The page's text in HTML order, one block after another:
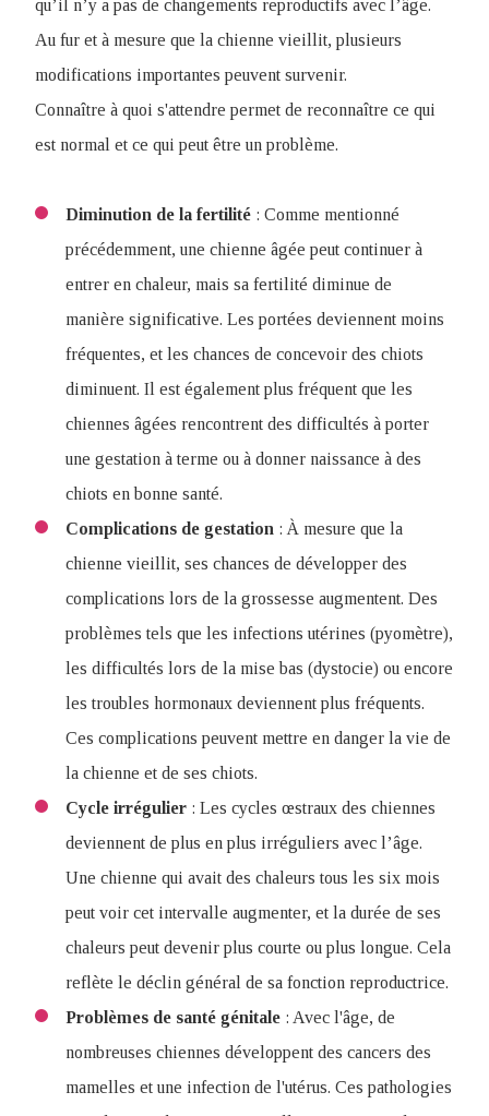
qu’il n’y a pas de changements reproductifs avec l’âge.
Au fur et à mesure que la chienne vieillit, plusieurs
modifications importantes peuvent survenir.
Connaître à quoi s'attendre permet de reconnaître ce qui
est normal et ce qui peut être un problème.
Diminution de la fertilité : Comme mentionné
précédemment, une chienne âgée peut continuer à
entrer en chaleur, mais sa fertilité diminue de
manière significative. Les portées deviennent moins
fréquentes, et les chances de concevoir des chiots
diminuent. Il est également plus fréquent que les
chiennes âgées rencontrent des difficultés à porter
une gestation à terme ou à donner naissance à des
chiots en bonne santé.
Complications de gestation : À mesure que la
chienne vieillit, ses chances de développer des
complications lors de la grossesse augmentent. Des
problèmes tels que les infections utérines (pyomètre),
les difficultés lors de la mise bas (dystocie) ou encore
les troubles hormonaux deviennent plus fréquents.
Ces complications peuvent mettre en danger la vie de
la chienne et de ses chiots.
Cycle irrégulier : Les cycles œstraux des chiennes
deviennent de plus en plus irréguliers avec l’âge.
Une chienne qui avait des chaleurs tous les six mois
peut voir cet intervalle augmenter, et la durée de ses
chaleurs peut devenir plus courte ou plus longue. Cela
reflète le déclin général de sa fonction reproductrice.
Problèmes de santé génitale : Avec l'âge, de
nombreuses chiennes développent des cancers des
mamelles et une infection de l'utérus. Ces pathologies